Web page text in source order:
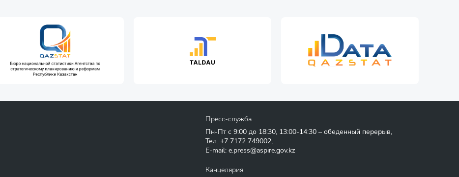
Пресс-служба
Пн-Пт с 9:00 до 18:30, 13:00-14:30 – обеденный перерыв,
Тел. +7 7172 749002,
E-mail: e.press@aspire.gov.kz
Канцелярия